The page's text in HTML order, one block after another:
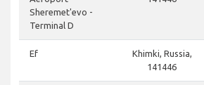
Sheremet'evo -
Terminal D
Ef
Khimki, Russia,
141446